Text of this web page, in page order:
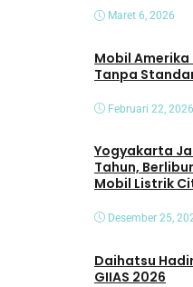
Maret 6, 2026
Mobil Amerika
Tanpa
Februari 22, 2026
Yogyakarta
Tahun,
Mobil Listrik
Desember 25,
Daihatsu Hadirkan Tiga
GIIAS 2026